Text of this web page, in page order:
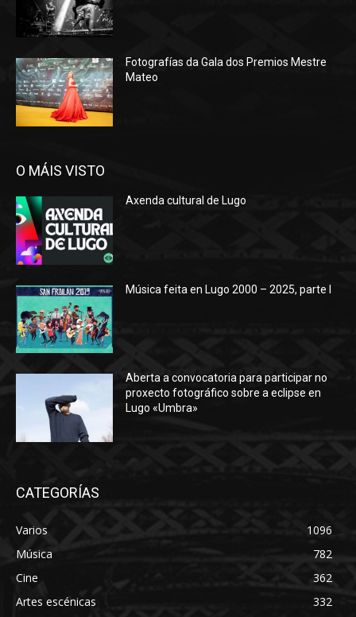
Fotografías da Gala dos Premios Mestre
Mateo
O MÁIS VISTO
Axenda cultural de Lugo
Música feita en Lugo 2000 – 2025, parte I
Aberta a convocatoria para participar no
proxecto fotográfico sobre a eclipse en
Lugo «Umbra»
CATEGORÍAS
Varios
1096
Música
782
Cine
362
Artes escénicas
332